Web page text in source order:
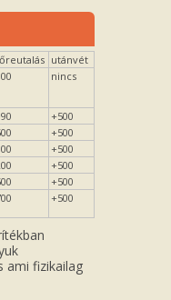
utánvét
nincs
+500
+500
+500
+500
+500
+500
ami fizikailag